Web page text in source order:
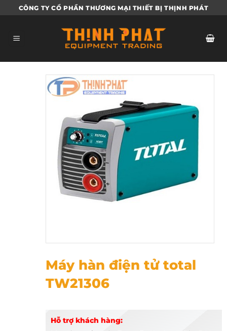
qua
dung
CÔNG TY CỔ PHẦN THƯƠNG MẠI THIẾT BỊ THỊNH PHÁT
Máy hàn điện tử total
TW21306
Hỗ trợ khách hàng: